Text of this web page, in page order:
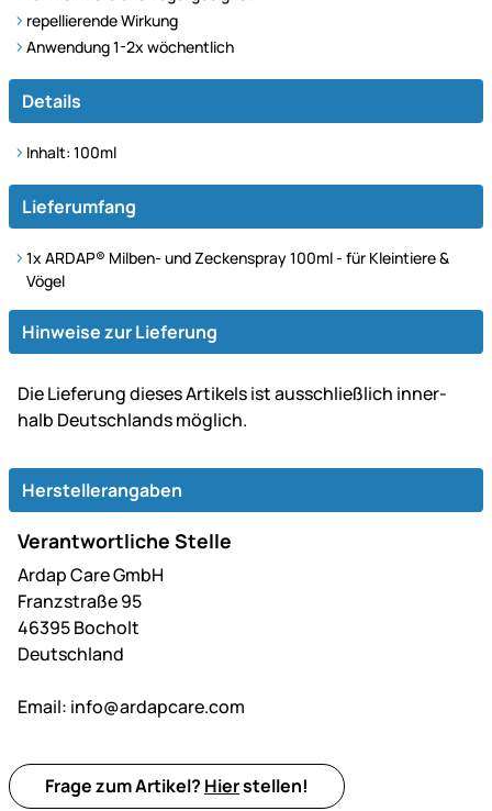
repellierende Wirkung
Anwendung 1-2x wöchentlich
Details
Inhalt: 100ml
Lieferumfang
1x ARDAP® Milben- und Zeckenspray 100ml - für Kleintiere &
Vögel
Hinweise zur Lieferung
Die Lie­fe­rung dieses Artikels ist aus­schließ­lich inner­
halb Deutsch­lands möglich.
Herstellerangaben
Verantwortliche Stelle
Ardap Care GmbH
Franzstraße 95
46395 Bocholt
Deutschland
Email: info@ardapcare.com
Frage zum Artikel? Hierstellen!